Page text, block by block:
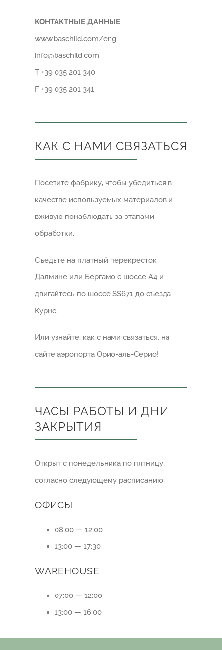
КОНТАКТНЫЕ ДАННЫЕ
www.baschild.com/eng
info@baschild.com
T +39 035 201 340
F +39 035 201 341
КАК С НАМИ СВЯЗАТЬСЯ
Посетите фабрику, чтобы убедиться в
качестве используемых материалов и
вживую понаблюдать за этапами
обработки.
Съедьте на платный перекресток
Далмине или Бергамо с шоссе А4 и
двигайтесь по шоссе SS671 до съезда
Курно.
Или узнайте, как с нами связаться, на
сайте аэропорта Орио-аль-Серио!
ЧАСЫ РАБОТЫ И ДНИ
ЗАКРЫТИЯ
Открыт с понедельника по пятницу,
согласно следующему расписанию:
ОФИСЫ
08:00 — 12:00
13:00 — 17:30
WAREHOUSE
07:00 — 12:00
13:00 — 16:00